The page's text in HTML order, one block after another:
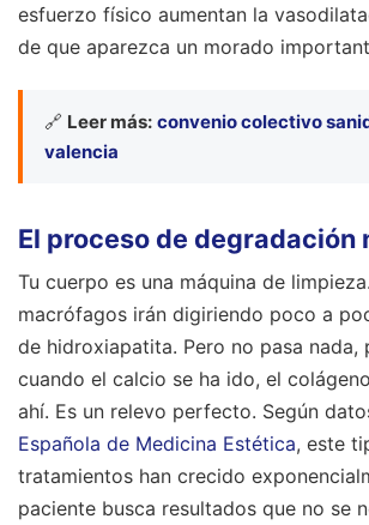
esfuerzo físico aumentan la
de que aparezca un morado
🔗 Leer más: convenio colectivo
valencia
El proceso de degradación
Tu cuerpo es una máquina de
macrófagos irán digiriendo poco a
de hidroxiapatita. Pero no pasa nada,
cuando el calcio se ha ido, el
ahí. Es un relevo perfecto. Según
Española de Medicina Estética, este
tratamientos han crecido
paciente busca resultados que no se